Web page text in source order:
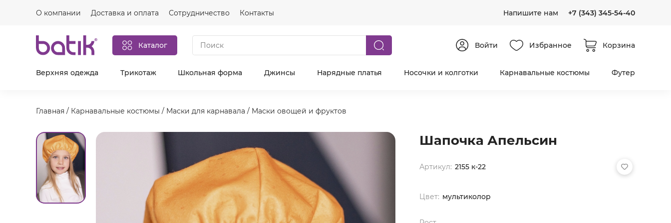
О компании Доставка и оплата Сотрудничество Контакты Напишите нам +7 (343) 345-54-40
Каталог Войти Избранное Корзина
Верхняя одежда Трикотаж Школьная форма Джинсы Нарядные платья Носочки и колготки Карнавальные костюмы Футер
Главная / Карнавальные костюмы / Маски для карнавала / Маски овощей и фруктов
Шапочка Апельсин
Артикул: 2155 к-22
Цвет: мультиколор